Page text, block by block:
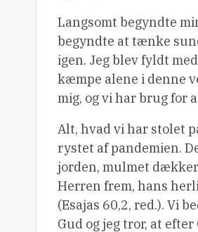
Langsomt begyndte
begyndte at tænke
igen. Jeg blev fyldt
kæmpe alene i denne
mig, og vi har brug for
Alt, hvad vi har stolet
rystet af pandemien.
jorden, mulmet
Herren frem, hans
(Esajas 60,2, red.). Vi
Gud og jeg tror, at